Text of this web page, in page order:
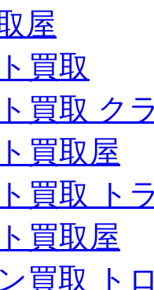
屋
買取
買取 ク
買取屋
買取 ト
買取屋
買取 ト